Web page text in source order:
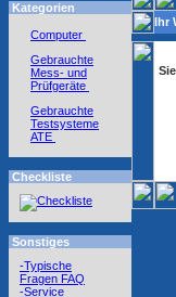
Kategorien
Computer
Gebrauchte
Mess- und
Prüfgeräte
Gebrauchte
Testsysteme
ATE
Checkliste
Sonstiges
-Typische
Fragen FAQ
-Service
Ihr